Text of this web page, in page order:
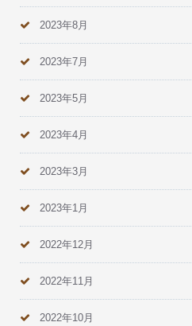
2023年8月
2023年7月
2023年5月
2023年4月
2023年3月
2023年1月
2022年12月
2022年11月
2022年10月